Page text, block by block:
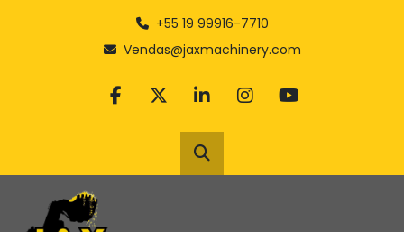
+55 19 99916-7710
Vendas@jaxmachinery.com
facebook
twitterlinkedininstagram
youtube
Pesquisar